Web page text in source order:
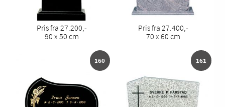
Pris fra 27.200,-
90 x 50 cm
Pris fra 27.400,-
70 x 60 cm
160 161